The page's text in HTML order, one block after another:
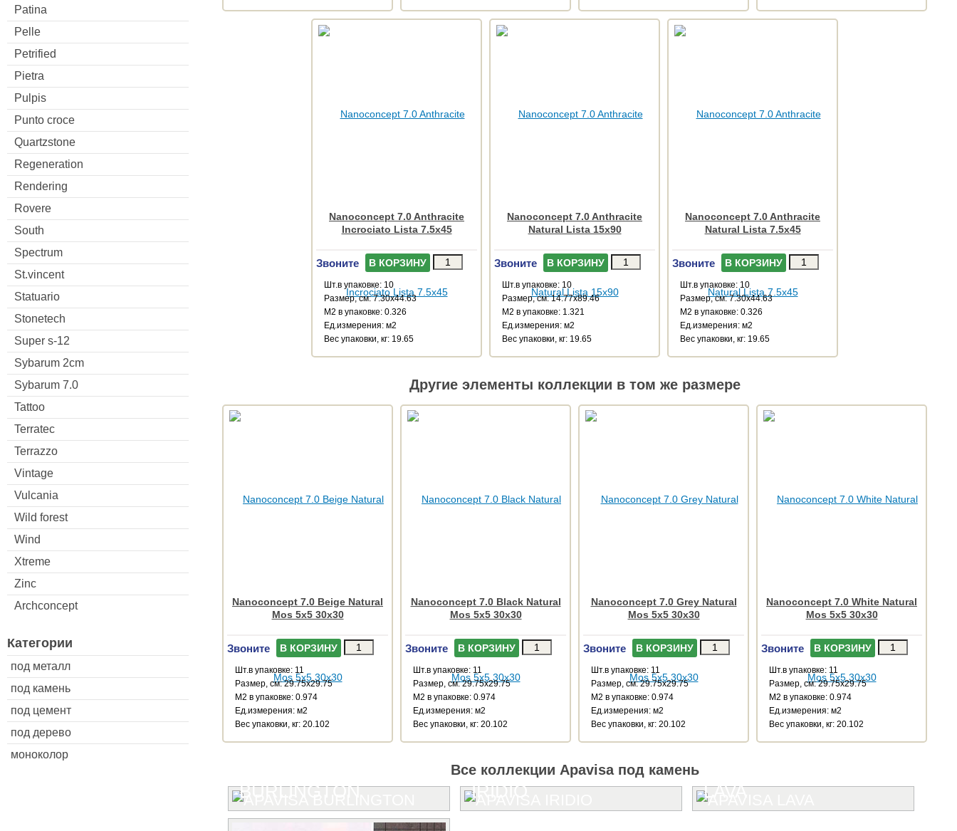
Patina
Pelle
Petrified
Pietra
Pulpis
Punto croce
Quartzstone
Regeneration
Rendering
Rovere
South
Spectrum
St.vincent
Statuario
Stonetech
Super s-12
Sybarum 2cm
Sybarum 7.0
Tattoo
Terratec
Terrazzo
Vintage
Vulcania
Wild forest
Wind
Xtreme
Zinc
Archconcept
Категории
под металл
под камень
под цемент
под дерево
моноколор
Nanoconcept 7.0 Anthracite
Incrociato Lista 7.5x45
Звоните В КОРЗИНУ
Шт.в упаковке: 10
Размер, см: 7.30x44.63
М2 в упаковке: 0.326
Ед.измерения: м2
Веc упаковки, кг: 19.65
Nanoconcept 7.0 Anthracite
Natural Lista 15x90
Звоните В КОРЗИНУ
Шт.в упаковке: 10
Размер, см: 14.77x89.46
М2 в упаковке: 1.321
Ед.измерения: м2
Веc упаковки, кг: 19.65
Nanoconcept 7.0 Anthracite
Natural Lista 7.5x45
Звоните В КОРЗИНУ
Шт.в упаковке: 10
Размер, см: 7.30x44.63
М2 в упаковке: 0.326
Ед.измерения: м2
Веc упаковки, кг: 19.65
Другие элементы коллекции в том же размере
Nanoconcept 7.0 Beige Natural
Mos 5x5 30x30
Звоните В КОРЗИНУ
Шт.в упаковке: 11
Размер, см: 29.75x29.75
М2 в упаковке: 0.974
Ед.измерения: м2
Веc упаковки, кг: 20.102
Nanoconcept 7.0 Black Natural
Mos 5x5 30x30
Звоните В КОРЗИНУ
Шт.в упаковке: 11
Размер, см: 29.75x29.75
М2 в упаковке: 0.974
Ед.измерения: м2
Веc упаковки, кг: 20.102
Nanoconcept 7.0 Grey Natural
Mos 5x5 30x30
Звоните В КОРЗИНУ
Шт.в упаковке: 11
Размер, см: 29.75x29.75
М2 в упаковке: 0.974
Ед.измерения: м2
Веc упаковки, кг: 20.102
Nanoconcept 7.0 White Natural
Mos 5x5 30x30
Звоните В КОРЗИНУ
Шт.в упаковке: 11
Размер, см: 29.75x29.75
М2 в упаковке: 0.974
Ед.измерения: м2
Веc упаковки, кг: 20.102
Все коллекции Apavisa под камень
BURLINGTON IRIDIO LAVA